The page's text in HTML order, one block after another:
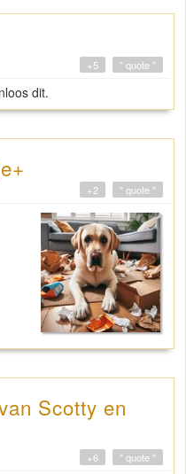
" quote "
+5
dit.
" quote "
+2
Scotty en
" quote "
+6